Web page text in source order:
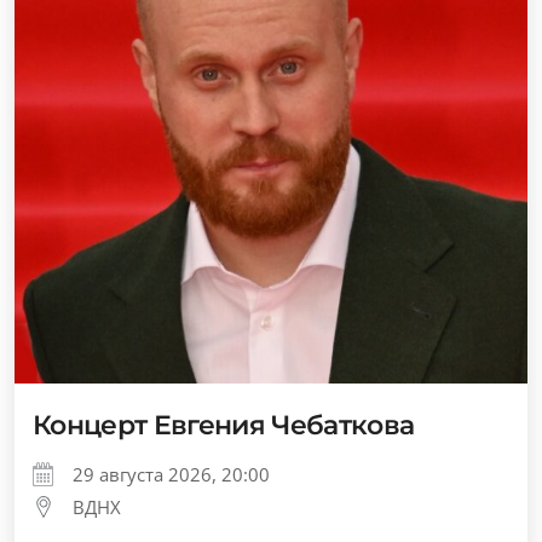
Концерт Евгения Чебаткова
29 августа 2026, 20:00
ВДНХ